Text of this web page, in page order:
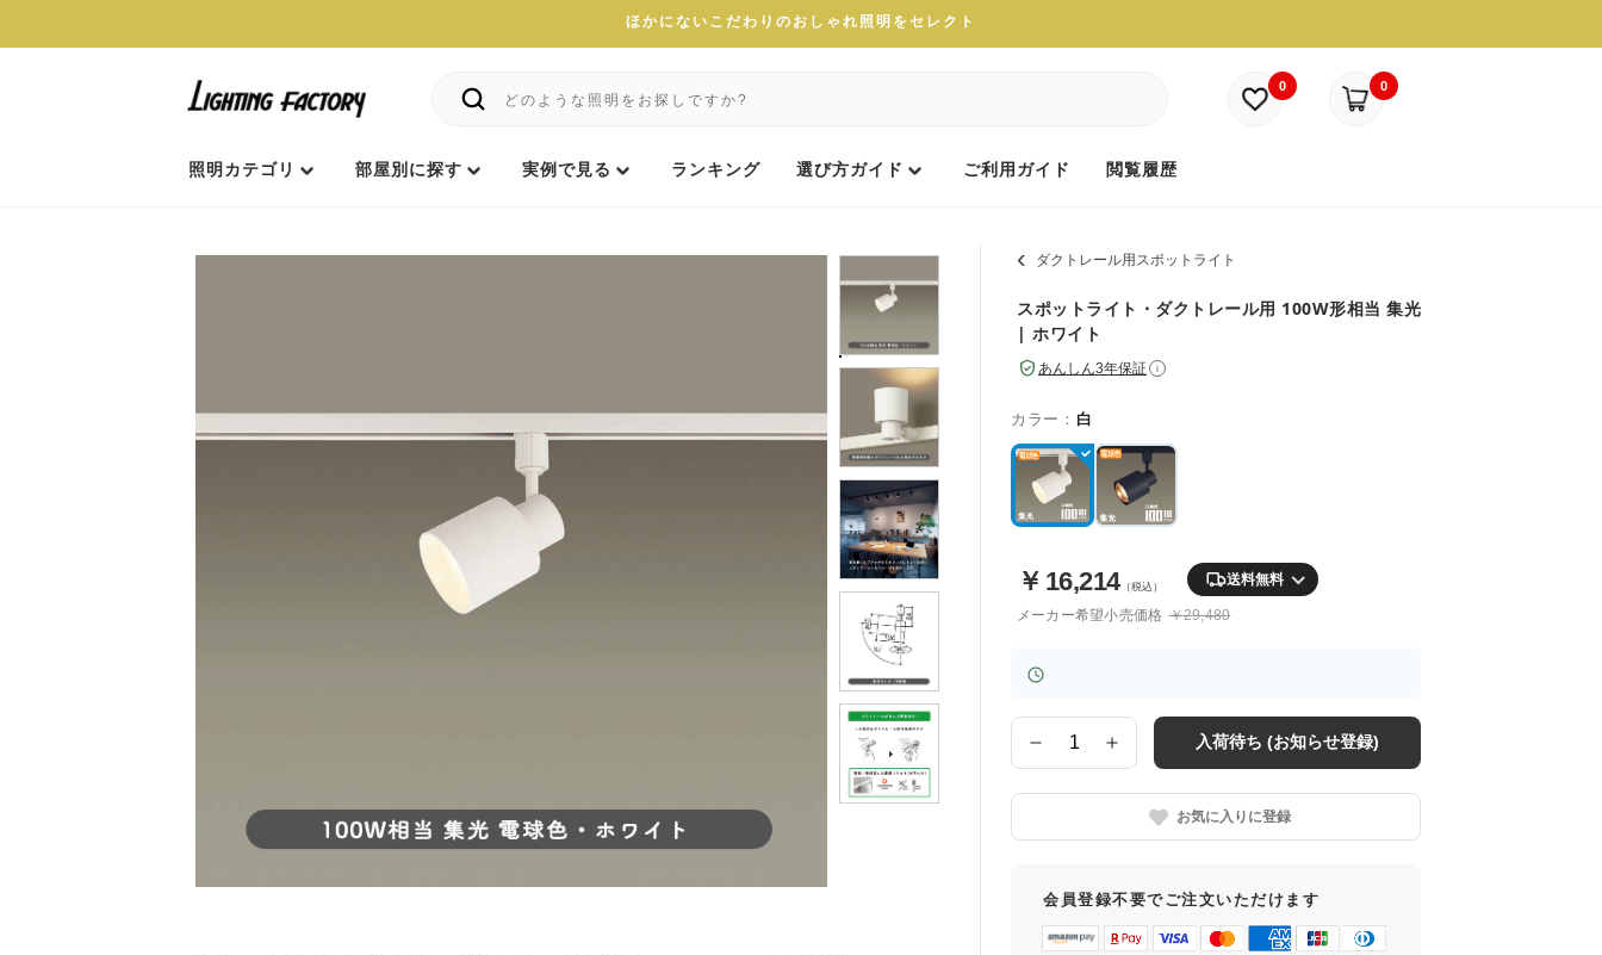
ほかにないこだわりのおしゃれ照明をセレクト
0 0
照明カテゴリ 部屋別に探す 実例で見る ランキング 選び方ガイド ご利用ガイド 閲覧履歴
ダクトレール用スポットライト
スポットライト・ダクトレール用 100W形相当 集光
| ホワイト
あんしん3年保証 i
カラー： 白
￥ 16,214（税込） 送料無料
メーカー希望小売価格 ￥29,480
数
量
入荷待ち (お知らせ登録)
お気に入りに登録
会員登録不要でご注文いただけます